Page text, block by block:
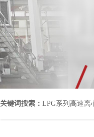
关键词搜索： LPG系列高速离